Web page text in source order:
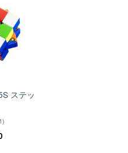
い！
ステッ